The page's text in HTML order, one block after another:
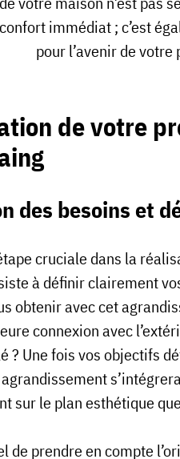
immédiat ; c’est
pour l’avenir de
de votre
des besoins et
cruciale dans la
à définir clairement
obtenir avec cet
connexion avec
? Une fois vos objectifs
sur le plan esthétique
de prendre en compte